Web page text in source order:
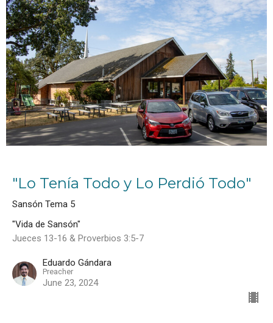
"Lo Tenía Todo y Lo Perdió Todo"
Sansón Tema 5
"Vida de Sansón"
Jueces 13-16 & Proverbios 3:5-7
Eduardo Gándara
Preacher
June 23, 2024